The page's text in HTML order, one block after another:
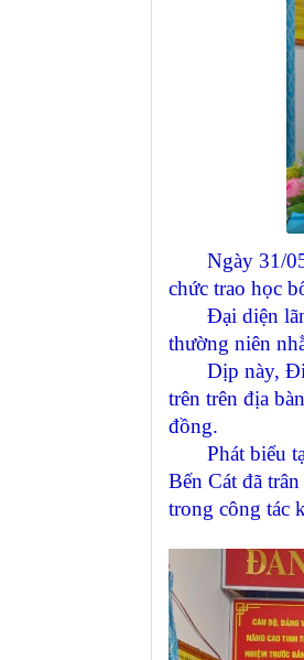
Ngày 31/05/
chức trao học
Đại diện lãnh
thường niên
Dịp này, Điện
trên trên địa
đồng.
Phát biểu tại
Bến Cát đã
trong công tác